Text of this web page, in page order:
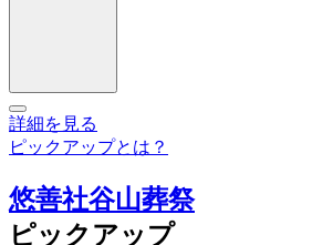
詳細を見る
ピックアップとは？
悠善社谷山葬祭
ピックアップ